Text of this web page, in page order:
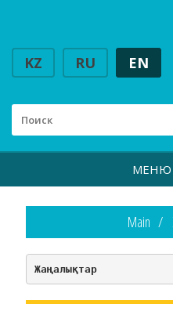
KZ RU EN
Main
Жаңалықтар